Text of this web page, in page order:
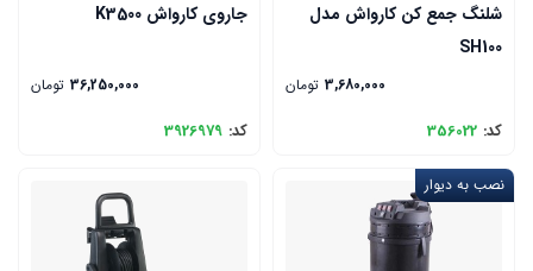
شلنگ جمع کن کارواش مدل
SH100
3,680,000 تومان
کد: 356022
جاروی کارواش K3500
36,250,000 تومان
کد: 3926979
نصب به دیوار